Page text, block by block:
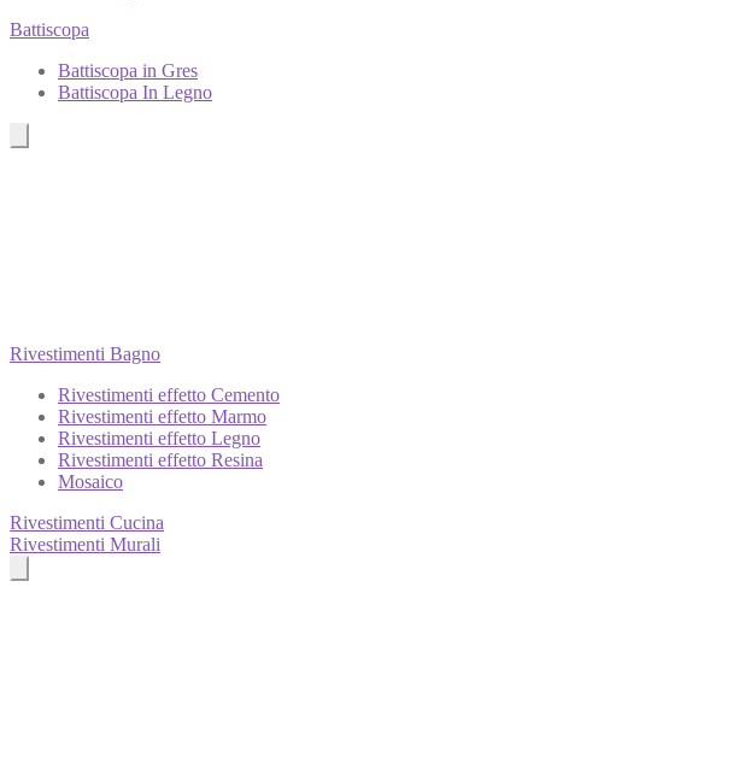
Battiscopa
Battiscopa in Gres
Battiscopa In Legno
Rivestimenti Bagno
Rivestimenti effetto Cemento
Rivestimenti effetto Marmo
Rivestimenti effetto Legno
Rivestimenti effetto Resina
Mosaico
Rivestimenti Cucina
Rivestimenti Murali